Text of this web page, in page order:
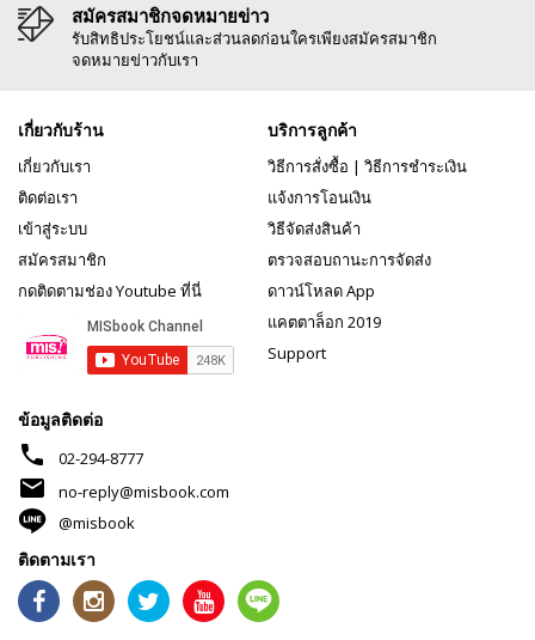
สมัครสมาชิกจดหมายข่าว
รับสิทธิประโยชน์และส่วนลดก่อนใครเพียงสมัครสมาชิก
จดหมายข่าวกับเรา
เกี่ยวกับร้าน
เกี่ยวกับเรา
ติดต่อเรา
เข้าสู่ระบบ
สมัครสมาชิก
กดติดตามช่อง Youtube ที่นี่
บริการลูกค้า
วิธีการสั่งซื้อ | วิธีการชำระเงิน
แจ้งการโอนเงิน
วิธีจัดส่งสินค้า
ตรวจสอบถานะการจัดส่ง
ดาวน์โหลด App
แคตตาล็อก 2019
Support
ข้อมูลติดต่อ
phone 02-294-8777
mail
no-reply@misbook.com
@misbook
ติดตามเรา